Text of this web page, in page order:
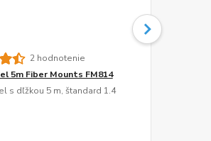
2 hodnotenie
5m Fiber Mounts FM814
s dľžkou 5 m, štandard 1.4